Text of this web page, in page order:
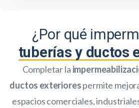
¿Por qué
tuberías y ductos
Completar la
ductos exteriorespermite
espacios comerciales,